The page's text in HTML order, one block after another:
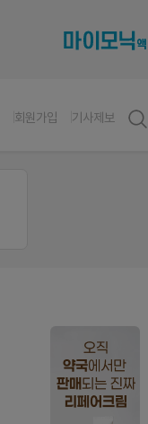
회원가입 기사제보